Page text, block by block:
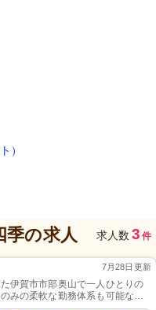
）
季の求人 求人数 3 件
7月28日更新
伊賀市市部奥山で一人ひとりの
みの柔軟な勤務体系も可能な施